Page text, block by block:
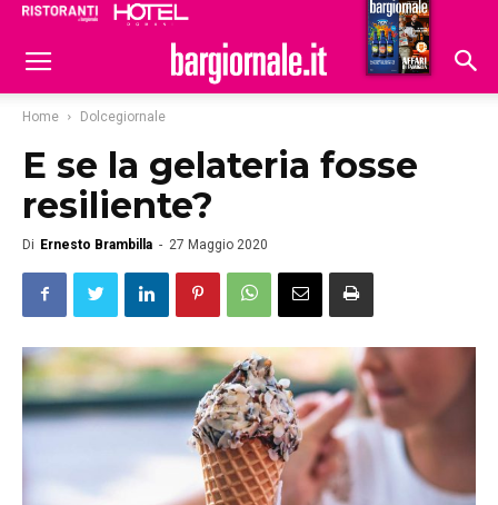
Hoteldomani
Home Dolcegiornale
E se la gelateria fosse
resiliente?
Di Ernesto Brambilla - 27 Maggio 2020